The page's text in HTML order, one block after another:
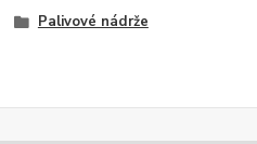
Palivové nádrže